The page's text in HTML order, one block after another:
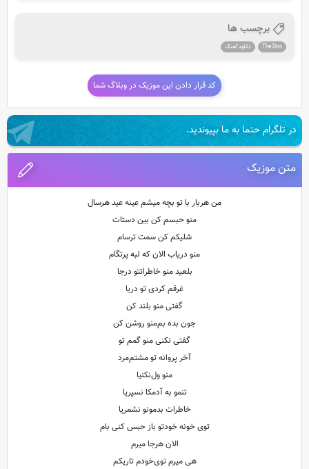
برچسب ها
The Don دانلود آهنگ
کد قرار دادن این موزیک در وبلاگ شما
در تلگرام حتما به ما بپیوندید.
متن موزیک
من هربار با تو بچه میشم عینه عید هرسال
منو حبسم کن بین دستات
شلیکم کن سمت ترسام
منو دریاب الان که لبه پرتگام
بلعید منو خاطراتتو درجا
غرقم کردی تو دریا
گفتی منو بلند کن
جون بده بم‌منو روشن کن
گفتی نکنی منو گمم تو
آخر پروانه تو مشتم‌مرد
منو ول‌نکنیا
تنمو به آدمکا ‌نسپریا
خاطرات بدمونو نشمریا
توی خونه خودتو باز حبس کنی بام
الان هرجا میرم
هی میرم توی‌خودم تاریکم